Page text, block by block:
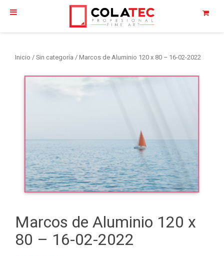
Inicio / Sin categoría / Marcos de Aluminio 120 x 80 – 16-02-2022
Marcos de Aluminio 120 x
80 – 16-02-2022